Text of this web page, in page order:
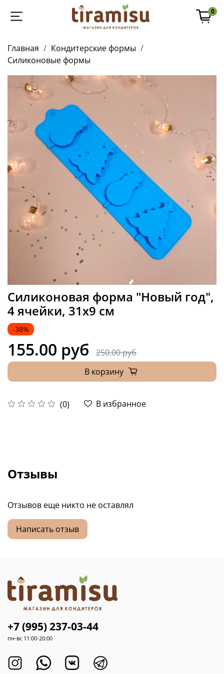
0
Главная
Кондитерские формы
Силиконовые формы
Силиконовая форма "Новый год",
4 ячейки, 31х9 см
(0) В избранное
-38%
155.00 руб
250.00 руб
В корзину
Отзывы
Отзывов еще никто не оставлял
Написать отзыв
+7 (995) 237-03-44
пн-вс 11:00-20:00